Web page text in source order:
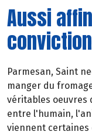
Aussi
Parmesan, Saint
manger du
véritables
entre l'humain,
viennent certaines